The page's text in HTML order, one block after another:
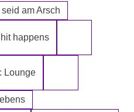
am Arsch
Ware
happens
Lounge